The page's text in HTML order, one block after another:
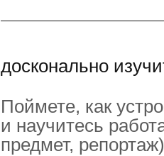
досконально
Поймете, как
и научитесь
предмет, репортаж)